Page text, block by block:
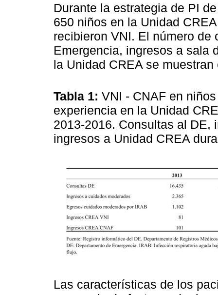
Durante la estrategia de PI
650 niños en la Unidad
recibieron VNI. El número de
Emergencia, ingresos a sala
la Unidad CREA se
Tabla 1: VNI - CNAF en
experiencia en la Unidad
2013-2016. Consultas al DE,
ingresos a Unidad CREA
Las características de los